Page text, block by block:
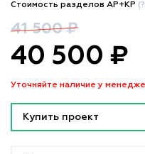
Стоимость разделов АР+КР
41 500 ₽
40 500 ₽
Уточняйте наличие у
Купить проект